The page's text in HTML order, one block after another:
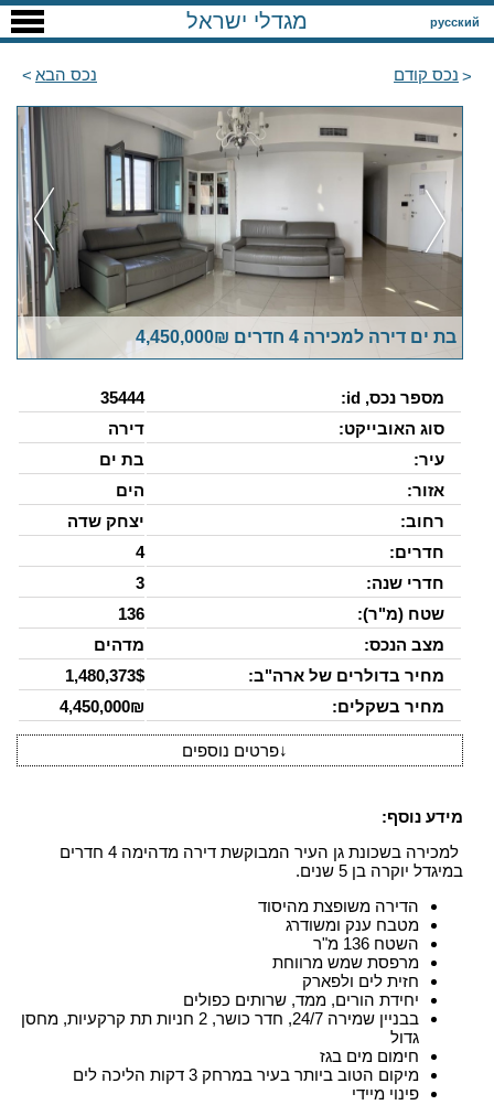
русский מגדלי ישראל
נכס קודם נכס הבא
בת ים דירה למכירה 4 חדרים 4,450,000₪
מספר נכס, id:
35444
סוג האובייקט:
דירה
עיר:
בת ים
אזור:
הים
רחוב:
יצחק שדה
חדרים:
4
חדרי שנה:
3
שטח (מ"ר):
136
מצב הנכס:
מדהים
מחיר בדולרים של ארה"ב:
1,480,373$
מחיר בשקלים:
4,450,000₪
↓פרטים נוספים
מידע נוסף:
למכירה בשכונת גן העיר המבוקשת דירה מדהימה 4 חדרים
במיגדל יוקרה בן 5 שנים.
הדירה משופצת מהיסוד
מטבח ענק ומשודרג
השטח 136 מ"ר
מרפסת שמש מרווחת
חזית לים ולפארק
יחידת הורים, ממד, שרותים כפולים
בבניין שמירה 24/7, חדר כושר, 2 חניות תת קרקעיות, מחסן
גדול
חימום מים בגז
מיקום הטוב ביותר בעיר במרחק 3 דקות הליכה לים
פינוי מיידי